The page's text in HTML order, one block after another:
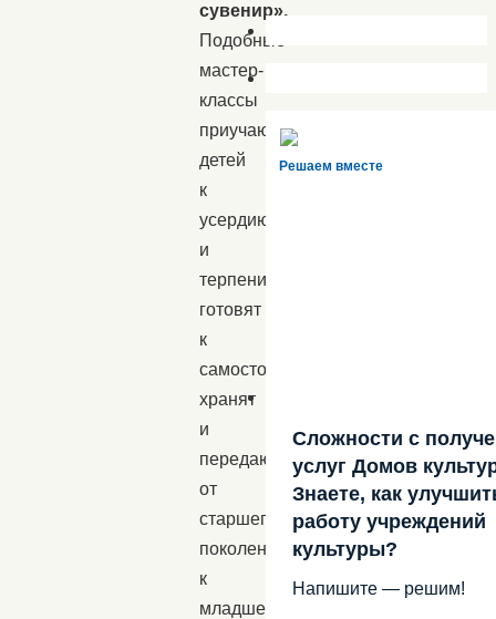
сувенир».
Подобные
мастер-
классы
приучают
детей
к
усердию
и
терпению,
готовят
к
самостоятельности,
хранят
и
передают
от
старшего
поколения
к
младшему
Решаем вместе
Сложности с
услуг Домов
Знаете, как
работу учреждений
культуры?
Напишите — решим!